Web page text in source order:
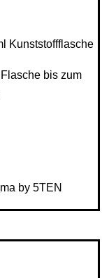
Kunststoffflasche
Flasche bis zum
by 5TEN